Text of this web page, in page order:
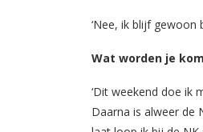
‘Nee, ik blijf gewoon
Wat worden je
‘Dit weekend doe ik
Daarna is alweer de